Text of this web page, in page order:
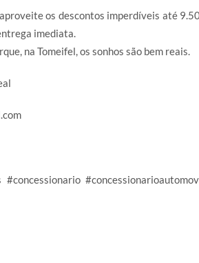
os descontos imperdíveis até
imediata.
na Tomeifel, os sonhos são bem reais.
#concessionario